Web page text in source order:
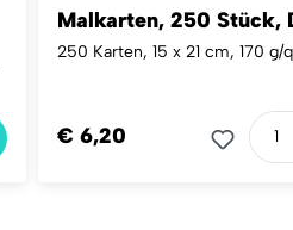
Malkarten, 250 Stück,
250 Karten, 15 x 21 cm, 170 g/
€ 6,20